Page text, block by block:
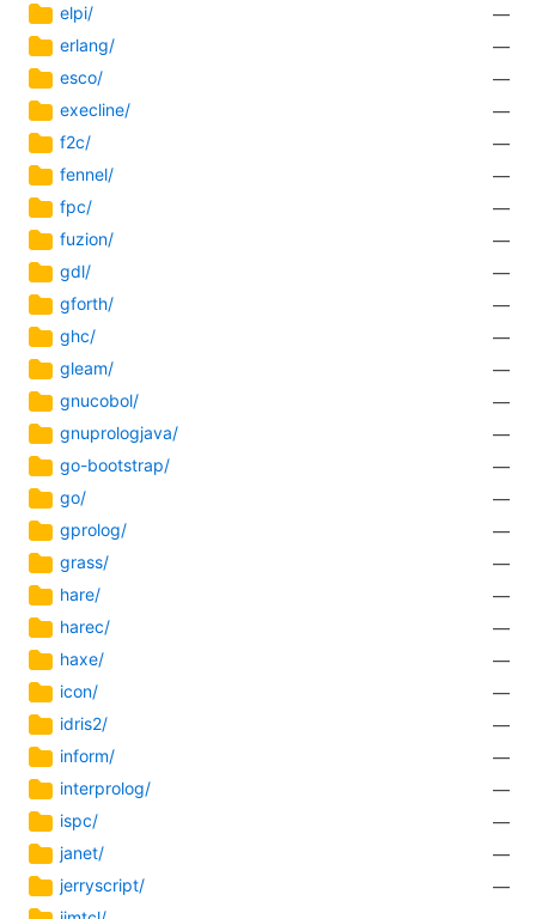
elpi/
—
erlang/
—
esco/
—
execline/
—
f2c/
—
fennel/
—
fpc/
—
fuzion/
—
gdl/
—
gforth/
—
ghc/
—
gleam/
—
gnucobol/
—
gnuprologjava/
—
go-bootstrap/
—
go/
—
gprolog/
—
grass/
—
hare/
—
harec/
—
haxe/
—
icon/
—
idris2/
—
inform/
—
interprolog/
—
ispc/
—
janet/
—
jerryscript/
—